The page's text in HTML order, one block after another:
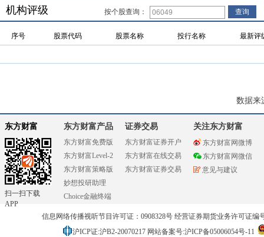
机构评级 按个股查询：
序号 股票代码 股票名称 投行名称 最新评
数据来
东方财富
扫一扫下载
APP
东方财富产品
东方财富免费版
东方财富Level-2
东方财富策略版
妙想投研助理
Choice金融终端
证券交易
东方财富证券开户
东方财富在线交易
东方财富证券交易
关注东方财富
东方财富网微博
东方财富网微信
意见与建议
信息网络传播视听节目许可证：0908328号 经营证券期货业务许可证编
沪ICP证:沪B2-20070217 网站备案号:沪ICP备05006054号-11